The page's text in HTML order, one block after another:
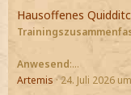
Hausoffenes
Anwesend:…
Artemis 24. Juli 2026